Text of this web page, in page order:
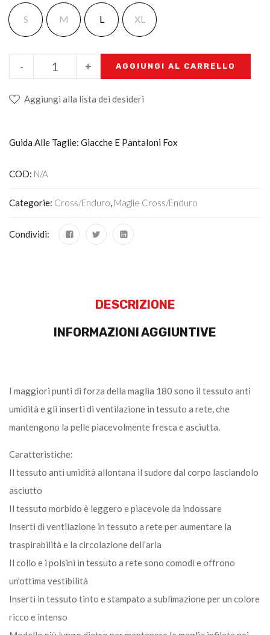
S M L XL
+
- AGGIUNGI AL CARRELLO
Aggiungi alla lista dei desideri
Guida Alle Taglie: Giacche E Pantaloni Fox
COD: N/A
Categorie: Cross/Enduro, Maglie Cross/enduro
Condividi:
DESCRIZIONE
INFORMAZIONI AGGIUNTIVE
I maggiori punti di forza della maglia 180 sono il tessuto anti
umidità e gli inserti di ventilazione in tessuto a rete, che
mantengono la pelle piacevolmente fresca e asciutta.
Caratteristiche:
Il tessuto anti umidità allontana il sudore dal corpo lasciandolo
asciutto
Il tessuto morbido è leggero e piacevole da indossare
Inserti di ventilazione in tessuto a rete per aumentare la
traspirabilità e la circolazione dell’aria
Il collo e i polsini in tessuto a rete sono comodi e offrono
un’ottima vestibilità
Inserti in tessuto tinto e stampato a sublimazione per un colore
ricco e intenso